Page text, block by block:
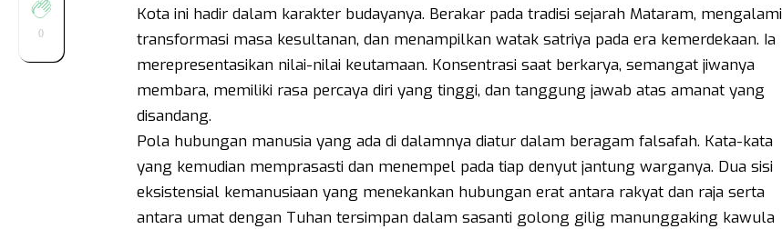
0
Kota ini hadir dalam karakter budayanya. Berakar pada tradisi sejarah Mataram, mengalami
transformasi masa kesultanan, dan menampilkan watak satriya pada era kemerdekaan. Ia
merepresentasikan nilai-nilai keutamaan. Konsentrasi saat berkarya, semangat jiwanya
membara, memiliki rasa percaya diri yang tinggi, dan tanggung jawab atas amanat yang
disandang.
Pola hubungan manusia yang ada di dalamnya diatur dalam beragam falsafah. Kata-kata
yang kemudian memprasasti dan menempel pada tiap denyut jantung warganya. Dua sisi
eksistensial kemanusiaan yang menekankan hubungan erat antara rakyat dan raja serta
antara umat dengan Tuhan tersimpan dalam sasanti golong gilig manunggaking kawula